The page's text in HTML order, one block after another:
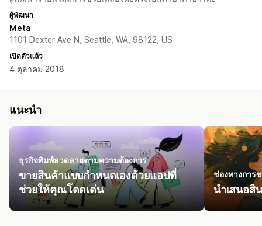
ผู้พัฒนา
Meta
1101 Dexter Ave N, Seattle, WA, 98122, US
เปิดตัวแล้ว
4 ตุลาคม 2018
แนะนำ
ธุรกิจพิมพ์ลวดลายตามความต้องการ
ขายสินค้าแบบกำหนดเองด้วยแอปที่
ช่วยให้คุณโดดเด่น
ช่องทางการ
นำเสนอสิ